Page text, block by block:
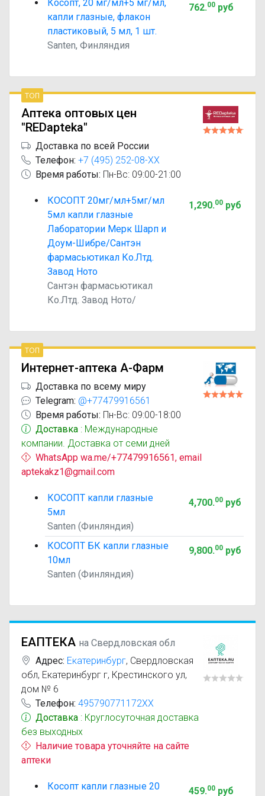
Косопт, 20 мг/мл+5 мг/мл,
капли глазные, флакон
пластиковый, 5 мл, 1 шт.
Santen, Финляндия
762.00руб
топ
Аптека оптовых цен
"REDapteka"
Доставка по всей России
Телефон: +7 (495) 252-08-XX
Время работы: Пн-Вс: 09:00-21:00
КОСОПТ 20мг/мл+5мг/мл
5мл капли глазные
Лаборатории Мерк Шарп и
Доум-Шибре/Сантэн
фармасьютикал Ко.Лтд.
Завод Ното
Сантэн фармасьютикал
Ко.Лтд. Завод Ното/
1,290.00руб
топ
Интернет-аптека А-Фарм
Доставка по всему миру
Telegram: @+77479916561
Время работы: Пн-Вс: 09:00-18:00
Доставка : Международные
компании. Доставка от семи дней
WhatsApp wa.me/+77479916561, email
aptekakz1@gmail.com
КОСОПТ капли глазные
5мл
Santen (Финляндия)
4,700.00руб
КОСОПТ БК капли глазные
10мл
Santen (Финляндия)
9,800.00руб
ЕАПТЕКА на Свердловская обл
Адрес: Екатеринбург, Свердловская
обл, Екатеринбург г, Крестинского ул,
дом № 6
Телефон: 495790771172XX
Доставка : Круглосуточная доставка
без выходных
Наличие товара уточняйте на сайте
аптеки
Косопт капли глазные 20
459.00руб